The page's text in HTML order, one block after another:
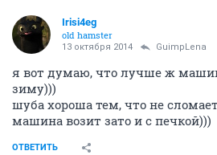
Irisi4eg
old hamster
13 октября 2014 GuimpLena
я вот думаю, что лучше ж
зиму)))
шуба хороша тем, что не
машина возит зато и с печкой)))
ОТВЕТИТЬ